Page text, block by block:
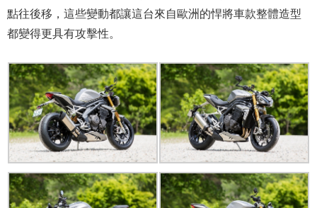
點往後移，這些變動都讓這台來自歐洲的悍將車款整體造型
都變得更具有攻擊性。